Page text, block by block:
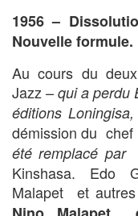
1956 –
Nouvelle
Au cours du
Jazz – qui a perdu
éditions
démission du chef
été remplacé par
Kinshasa. Edo
Malapet et